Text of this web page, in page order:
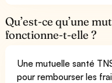
Qu’est-ce qu’une
fonctionne-t-elle ?
Une mutuelle santé
pour rembourser les